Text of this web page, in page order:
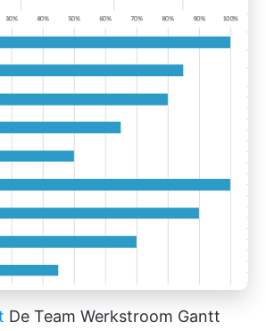
De Team Werkstroom Gantt